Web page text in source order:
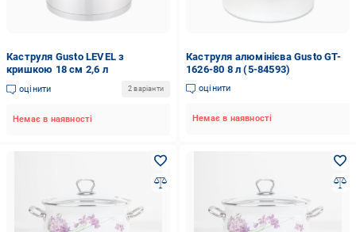
Каструля Gusto LEVEL з
кришкою 18 см 2,6 л
оцінити 2 варіанти
Немає в наявності
Каструля алюмінієва Gusto GT-
1626-80 8 л (5-84593)
оцінити
Немає в наявності